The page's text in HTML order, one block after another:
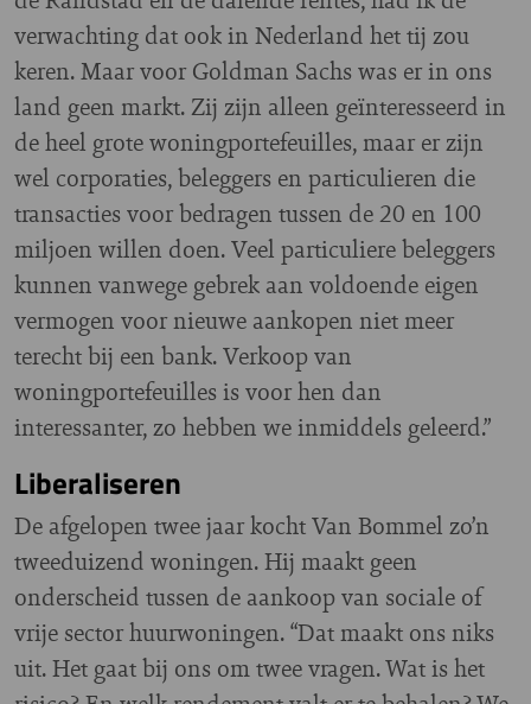
verwachting dat ook in Nederland het tij zou
keren. Maar voor Goldman Sachs was er in ons
land geen markt. Zij zijn alleen geïnteresseerd in
de heel grote woningportefeuilles, maar er zijn
wel corporaties, beleggers en particulieren die
transacties voor bedragen tussen de 20 en 100
miljoen willen doen. Veel particuliere beleggers
kunnen vanwege gebrek aan voldoende eigen
vermogen voor nieuwe aankopen niet meer
terecht bij een bank. Verkoop van
woningportefeuilles is voor hen dan
interessanter, zo hebben we inmiddels geleerd.”
Liberaliseren
De afgelopen twee jaar kocht Van Bommel zo’n
tweeduizend woningen. Hij maakt geen
onderscheid tussen de aankoop van sociale of
vrije sector huurwoningen. “Dat maakt ons niks
uit. Het gaat bij ons om twee vragen. Wat is het